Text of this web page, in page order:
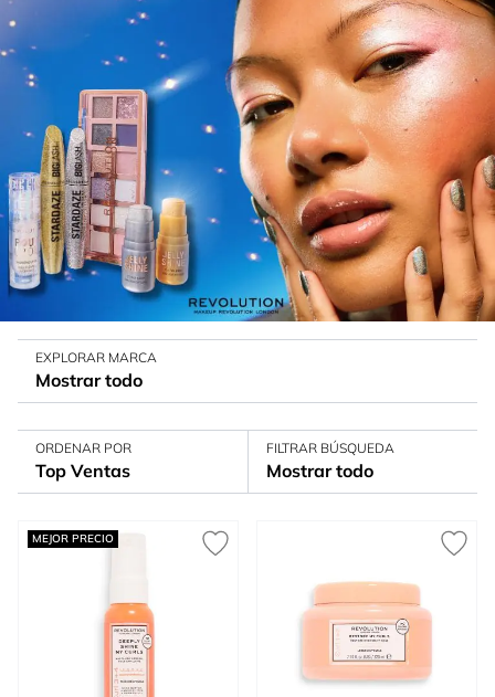
EXPLORAR MARCA
Mostrar todo
ORDENAR POR
Top Ventas
FILTRAR BÚSQUEDA
Mostrar todo
MEJOR PRECIO